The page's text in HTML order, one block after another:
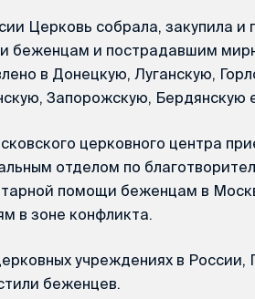
Церковь собрала, закупила
беженцам и пострадавшим
в Донецкую, Луганскую,
Запорожскую, Бердянскую
церковного центра
отделом по
помощи беженцам в
в зоне конфликта.
учреждениях в
беженцев.